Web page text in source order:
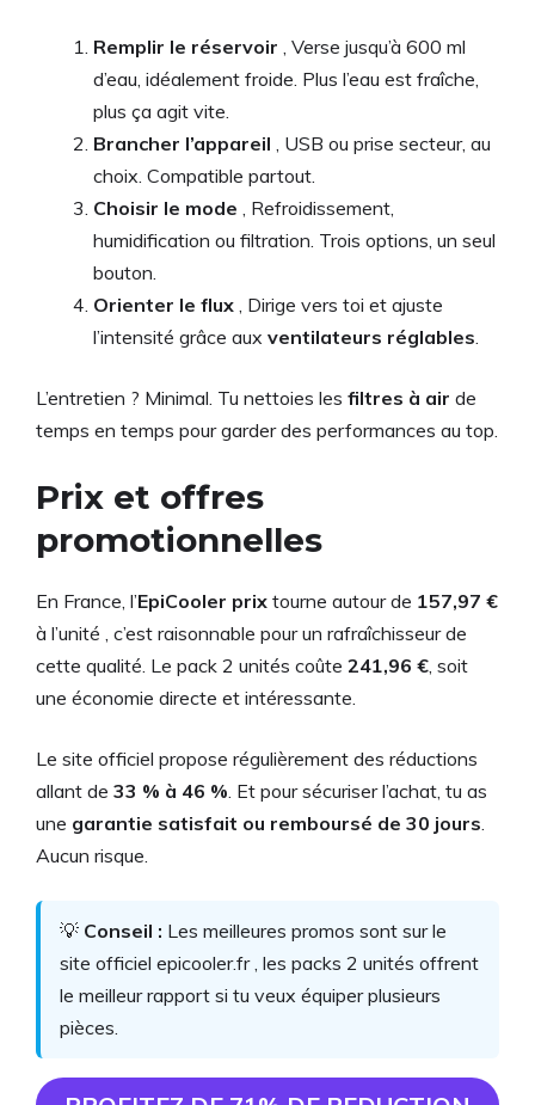
Remplir le réservoir , Verse jusqu’à 600 ml
d’eau, idéalement froide. Plus l’eau est fraîche,
plus ça agit vite.
Brancher l’appareil , USB ou prise secteur, au
choix. Compatible partout.
Choisir le mode , Refroidissement,
humidification ou filtration. Trois options, un seul
bouton.
Orienter le flux , Dirige vers toi et ajuste
l’intensité grâce aux ventilateurs réglables.
L’entretien ? Minimal. Tu nettoies les filtres à air de
temps en temps pour garder des performances au top.
Prix et offres
promotionnelles
En France, l’EpiCooler prix tourne autour de 157,97 €
à l’unité , c’est raisonnable pour un rafraîchisseur de
cette qualité. Le pack 2 unités coûte 241,96 €, soit
une économie directe et intéressante.
Le site officiel propose régulièrement des réductions
allant de 33 % à 46 %. Et pour sécuriser l’achat, tu as
une garantie satisfait ou remboursé de 30 jours.
Aucun risque.
💡 Conseil : Les meilleures promos sont sur le
site officiel epicooler.fr , les packs 2 unités offrent
le meilleur rapport si tu veux équiper plusieurs
pièces.